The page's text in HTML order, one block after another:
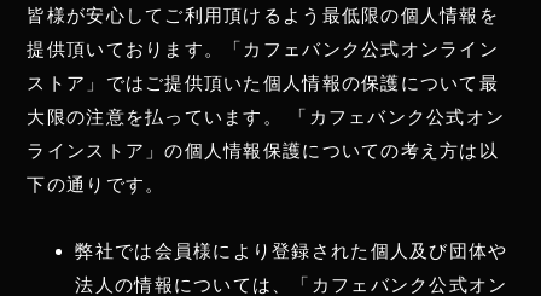
皆様が安心してご利用頂けるよう最低限の個人情報を
提供頂いております。「カフェバンク公式オンライン
ストア」ではご提供頂いた個人情報の保護について最
大限の注意を払っています。 「カフェバンク公式オン
ラインストア」の個人情報保護についての考え方は以
下の通りです。
弊社では会員様により登録された個人及び団体や
法人の情報については、「カフェバンク公式オン